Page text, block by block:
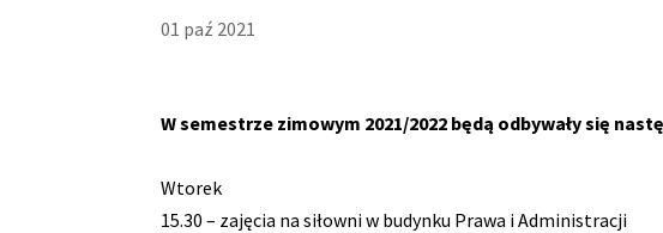
01 paź 2021
W semestrze zimowym 2021/2022 będą odbywały się
Wtorek
15.30 – zajęcia na siłowni w budynku Prawa i Administracji